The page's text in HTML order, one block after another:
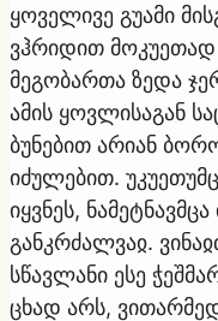
ყოველივე გუამი
ვჰრიდით მოკუეთად
მეგობართა ზედა
ამის ყოვლისაგან
ბუნებით არიან
იძულებით.
იყვნეს,
განკრძალვაჲ.
სწავლანი ესე
ცხად არს,